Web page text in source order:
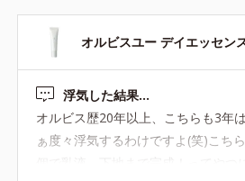
オルビスユー デイエッセン
浮気した結果…
オルビス歴20年以上、こちらも3年
ぁ度々浮気するわけですよ(笑)こち